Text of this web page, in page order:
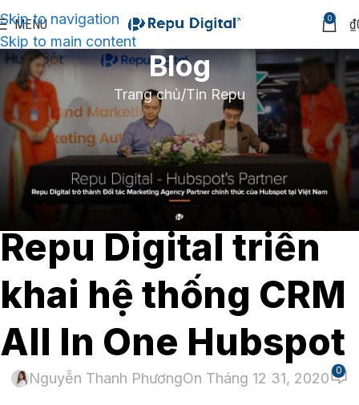
Skip to navigation
Skip to main content
MENU 0 ₫
Blog
Trang chủ Tin Repu
TIN REPU
Việt Nam Report ký
kết hợp đồng với
Repu Digital triển
khai hệ thống CRM
All In One Hubspot
Nguyễn Thanh PhươngOn Tháng 12 31, 2020 0